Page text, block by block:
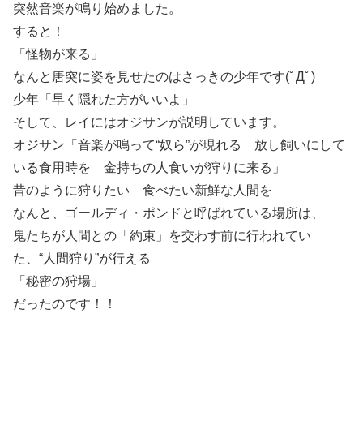
突然音楽が鳴り始めました。
すると！
「怪物が来る」
なんと唐突に姿を見せたのはさっきの少年です(ﾟДﾟ)
少年「早く隠れた方がいいよ」
そして、レイにはオジサンが説明しています。
オジサン「音楽が鳴って“奴ら”が現れる 放し飼いにして
いる食用時を 金持ちの人食いが狩りに来る」
昔のように狩りたい 食べたい新鮮な人間を
なんと、ゴールディ・ポンドと呼ばれている場所は、
鬼たちが人間との「約束」を交わす前に行われてい
た、“人間狩り”が行える
「秘密の狩場」
だったのです！！